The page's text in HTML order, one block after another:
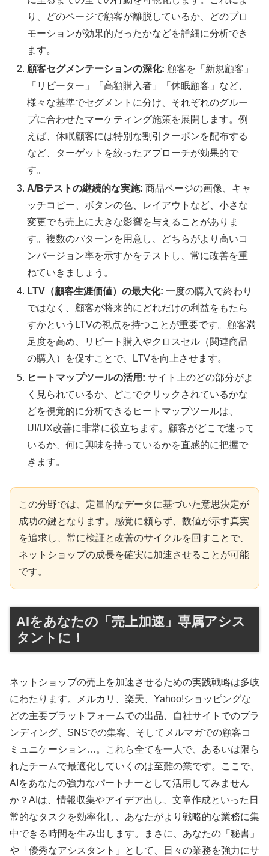
り、どのページで顧客が離脱しているか、どのプロ
モーションが効果的だったかなどを詳細に分析でき
ます。
顧客セグメンテーションの深化: 顧客を「新規顧客」
「リピーター」「高額購入者」「休眠顧客」など、
様々な基準でセグメントに分け、それぞれのグルー
プに合わせたマーケティング施策を展開します。例
えば、休眠顧客には特別な割引クーポンを配布する
など、ターゲットを絞ったアプローチが効果的で
す。
A/Bテストの継続的な実施: 商品ページの画像、キャ
ッチコピー、ボタンの色、レイアウトなど、小さな
変更でも売上に大きな影響を与えることがありま
す。複数のパターンを用意し、どちらがより高いコ
ンバージョン率を示すかをテストし、常に改善を重
ねていきましょう。
LTV（顧客生涯価値）の最大化: 一度の購入で終わり
ではなく、顧客が将来的にどれだけの利益をもたら
すかというLTVの視点を持つことが重要です。顧客満
足度を高め、リピート購入やクロスセル（関連商品
の購入）を促すことで、LTVを向上させます。
ヒートマップツールの活用: サイト上のどの部分がよ
く見られているか、どこでクリックされているかな
どを視覚的に分析できるヒートマップツールは、
UI/UX改善に非常に役立ちます。顧客がどこで迷って
いるか、何に興味を持っているかを直感的に把握で
きます。
この分野では、定量的なデータに基づいた意思決定が
成功の鍵となります。感覚に頼らず、数値が示す真実
を追求し、常に検証と改善のサイクルを回すことで、
ネットショップの成長を確実に加速させることが可能
です。
AIをあなたの「売上加速」専属アシス
タントに！
ネットショップの売上を加速させるための実践戦略は多岐
にわたります。メルカリ、楽天、Yahoo!ショッピングな
どの主要プラットフォームでの出品、自社サイトでのブラ
ンディング、SNSでの集客、そしてメルマガでの顧客コ
ミュニケーション…。これら全てを一人で、あるいは限ら
れたチームで最適化していくのは至難の業です。ここで、
AIをあなたの強力なパートナーとして活用してみません
か？AIは、情報収集やアイデア出し、文章作成といった日
常的なタスクを効率化し、あなたがより戦略的な業務に集
中できる時間を生み出します。まさに、あなたの「秘書」
や「優秀なアシスタント」として、日々の業務を強力にサ